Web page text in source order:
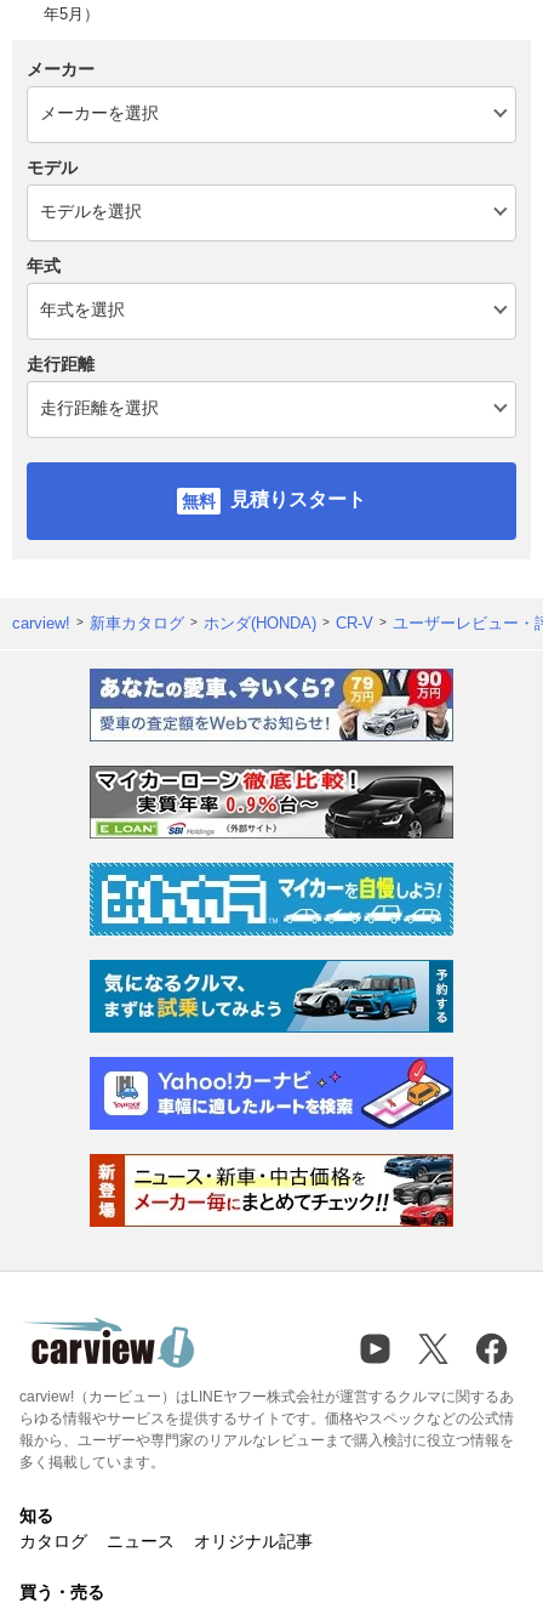
年5月）
メーカー
モデル
年式
走行距離
見積りスタート
carview! 新車カタログ ホンダ(HONDA) CR-V ユーザーレビュー・
carview!（カービュー）はLINEヤフー株式会社が運営するクルマに関するあ
らゆる情報やサービスを提供するサイトです。価格やスペックなどの公式情
報から、ユーザーや専門家のリアルなレビューまで購入検討に役立つ情報を
多く掲載しています。
知る
カタログ
ニュース オリジナル記事
買う・売る